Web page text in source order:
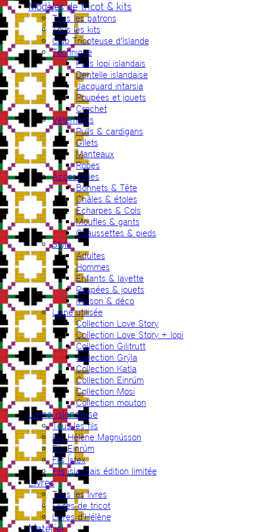
Modèles de tricot & kits
Tous les patrons
Tous les kits
Club Tricoteuse d’Islande
Technique
Pulls lopi islandais
Dentelle islandaise
Jacquard intarsia
Poupées et jouets
Crochet
Vêtements
Pulls & cardigans
Gilets
Manteaux
Robes
Accessories
Bonnets & Tête
Châles & étoles
Echarpes & Cols
Moufles & gants
Chaussettes & pieds
Style
Adultes
Hommes
Enfants & layette
Poupées & jouets
Maison & déco
Laine utilisée
Collection Love Story
Collection Love Story + lopi
Collection Gilitrutt
Collection Grýla
Collection Katla
Collection Einrúm
Collection Mosi
Collection mouton
Laine islandaise
Tous les fils
Fils Hélène Magnússon
Fils Einrúm
Fils Ístex
Fils islandais édition limitée
Livres
Tous les livres
Livres de tricot
Livres d’Hélène
Matériel